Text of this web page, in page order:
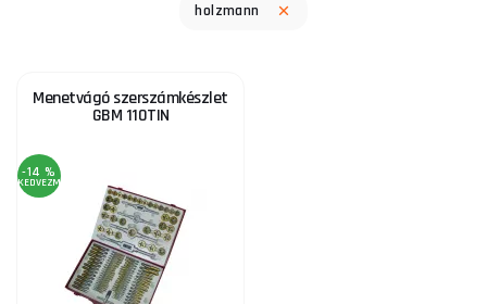
holzmann
Menetvágó szerszámkészlet
GBM 110TIN
-14 %
KEDVEZMÉNY